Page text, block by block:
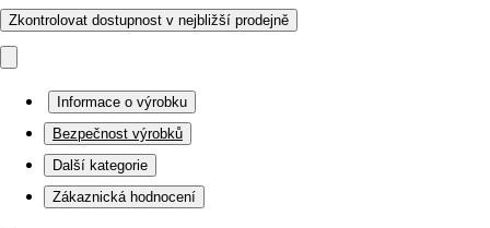
Zkontrolovat dostupnost v nejbližší prodejně
Informace o výrobku
Bezpečnost výrobků
Další kategorie
Zákaznická hodnocení